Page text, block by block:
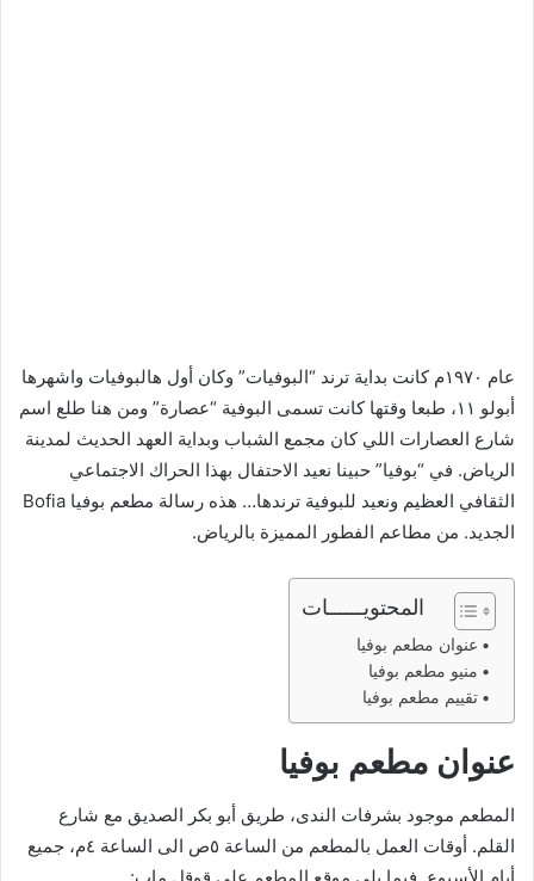
عام ١٩٧٠م كانت بداية ترند “البوفيات” وكان أول هالبوفيات واشهرها
أبولو ١١، طبعا وقتها كانت تسمى البوفية “عصارة” ومن هنا طلع اسم
شارع العصارات اللي كان مجمع الشباب وبداية العهد الحديث لمدينة
الرياض. في “بوفيا” حبينا نعيد الاحتفال بهذا الحراك الاجتماعي
الثقافي العظيم ونعيد للبوفية ترندها… هذه رسالة مطعم بوفيا Bofia
الجديد. من مطاعم الفطور المميزة بالرياض.
المحتويــــــات
عنوان مطعم بوفيا
منيو مطعم بوفيا
تقييم مطعم بوفيا
عنوان مطعم بوفيا
المطعم موجود بشرفات الندى، طريق أبو بكر الصديق مع شارع
القلم. أوقات العمل بالمطعم من الساعة ٥ص الى الساعة ٤م، جميع
أيام الأسبوع. فيما يلي موقع المطعم على قوقل ماب: